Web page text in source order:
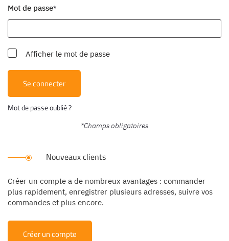
Mot de passe
Afficher le mot de passe
Se connecter
Mot de passe oublié ?
Nouveaux clients
Créer un compte a de nombreux avantages : commander
plus rapidement, enregistrer plusieurs adresses, suivre vos
commandes et plus encore.
Créer un compte